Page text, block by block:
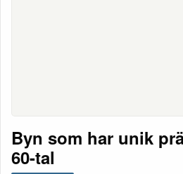
Byn som har unik
60-tal